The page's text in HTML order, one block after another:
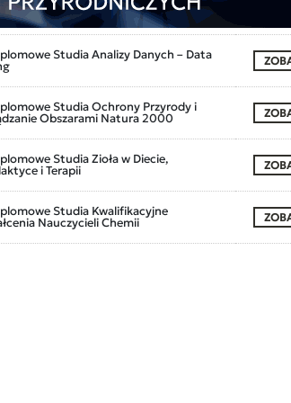
Studia Analizy Danych – Data
Studia Ochrony Przyrody i
Obszarami Natura 2000
Studia Zioła w Diecie,
i Terapii
Studia Kwalifikacyjne
Nauczycieli Chemii